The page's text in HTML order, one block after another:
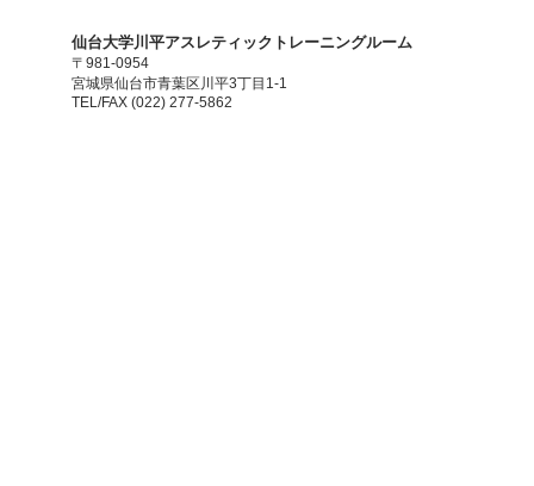
​仙台大学川平アスレティックトレーニングルーム
〒981-0954
宮城県仙台市青葉区川平3丁目1-1
TEL/FAX (022) 277-5862